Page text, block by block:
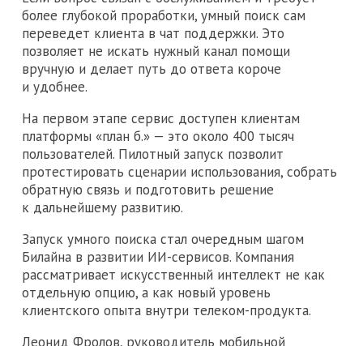
более глубокой проработки, умный поиск сам
переведет клиента в чат поддержки. Это
позволяет не искать нужный канал помощи
вручную и делает путь до ответа короче
и удобнее.
На первом этапе сервис доступен клиентам
платформы «план б.» — это около 400 тысяч
пользователей. Пилотный запуск позволит
протестировать сценарии использования, собрать
обратную связь и подготовить решение
к дальнейшему развитию.
Запуск умного поиска стал очередным шагом
Билайна в развитии ИИ-сервисов. Компания
рассматривает искусственный интеллект не как
отдельную опцию, а как новый уровень
клиентского опыта внутри телеком-продукта.
Леонид Фролов, руководитель мобильной